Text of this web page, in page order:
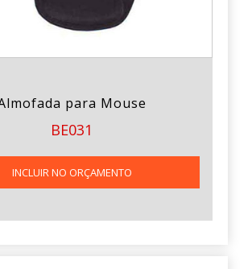
para Mouse
BE031
INCLUIR NO ORÇAMENTO